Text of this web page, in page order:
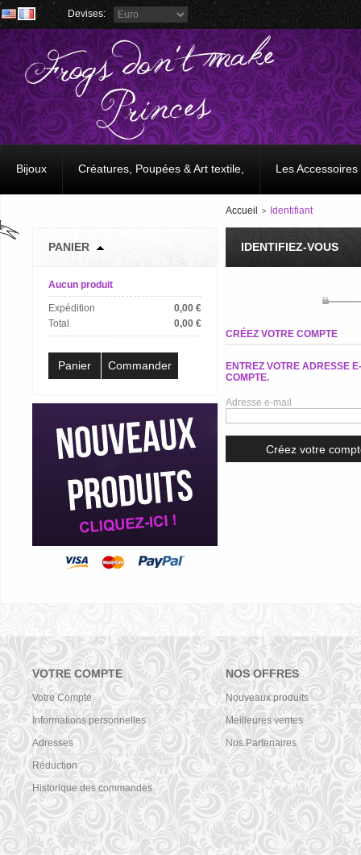
Devises:
Bijoux Créatures, Poupées & Art textile, Les Accessoires
PANIER
Aucun produit
Expédition
0,00 €
Total
0,00 €
Panier Commander
Accueil > Identifiant
IDENTIFIEZ-VOUS
CRÉEZ VOTRE COMPTE
ENTREZ VOTRE ADRESSE
COMPTE.
Adresse e-mail
VOTRE COMPTE
Votre Compte
Informations personnelles
Adresses
Réduction
Historique des commandes
NOS OFFRES
Nouveaux produits
Meilleures ventes
Nos Partenaires